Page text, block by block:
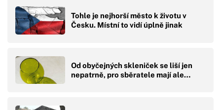
Tohle je nejhorší město k životu v
Česku. Místní to vidí úplně jinak
Od obyčejných skleniček se liší jen
nepatrně, pro sběratele mají ale…